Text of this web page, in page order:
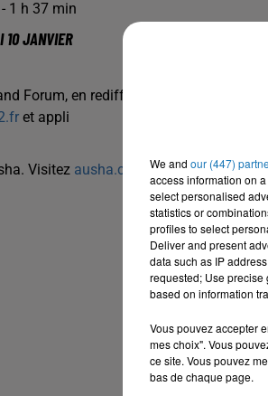
1 h 37 min
10 JANVIER
Forum, en rediffusion tous les jours
et appli
Visitez ausha.co/politique-de-
We and our (447)
access information on
select personalised
statistics or
profiles to select
Deliver and present
data such as IP
requested; Use precise
based on information
Vous pouvez accepter
mes choix". Vous
ce site. Vous pouvez
bas de chaque page.